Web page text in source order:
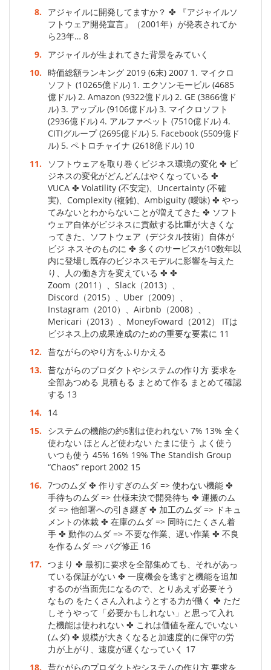
8. アジャイルに開発してますか？ ✤ 『アジャイルソ
フトウェア開発宣言』（2001年）が発表されてか
ら23年… 8
9. アジャイルが生まれてきた背景をみていく
10. 時価総額ランキング 2019 (6末) 2007 1. マイクロ
ソフト (10265億ドル) 1. エクソンモービル (4685
億ドル) 2. Amazon (9322億ドル) 2. GE (3866億ド
ル) 3. アップル (9106億ドル) 3. マイクロソフト
(2936億ドル) 4. アルファベット (7510億ドル) 4.
CITIグループ (2695億ドル) 5. Facebook (5509億ド
ル) 5. ペトロチャイナ (2618億ドル) 10
11.
ソフトウェアを取り巻くビジネス環境の変化 ✤ ビ
ジネスの変化がどんどんはやくなっている ✤
VUCA ✤ Volatility (不安定)、Uncertainty (不確
実)、Complexity (複雑)、Ambiguity (曖昧) ✤ やっ
てみないとわからないことが増えてきた ✤ ソフト
ウェア自体がビジネスに貢献する比重が大きくな
ってきた、ソフトウェア（デジタル技術）自体が
ビジ ネスそのものに ✤ 多くのサービスが10数年以
内に登場し既存のビジネスモデルに影響を与えた
り、人の働き方を変えている ✤ ✤
Zoom（2011）、Slack（2013）、
Discord（2015）、Uber（2009）、
Instagram（2010）、Airbnb（2008）、
Mericari（2013）、MoneyFoward（2012） ITは
ビジネス上の成果達成のための重要な要素に 11
12. 昔ながらのやり方をふりかえる
13. 昔ながらのプロダクトやシステムの作り方 要求を
全部あつめる 見積もる まとめて作る まとめて確認
する 13
14. 14
15. システムの機能の約6割は使われない 7% 13% 全く
使わない ほとんど使わない たまに使う よく使う
いつも使う 45% 16% 19% The Standish Group
“Chaos” report 2002 15
16. 7つのムダ ✤ 作りすぎのムダ => 使わない機能 ✤
手待ちのムダ => 仕様未決で開発待ち ✤ 運搬のム
ダ => 他部署への引き継ぎ ✤ 加工のムダ => ドキュ
メントの体裁 ✤ 在庫のムダ => 同時にたくさん着
手 ✤ 動作のムダ => 不要な作業、遅い作業 ✤ 不良
を作るムダ => バグ修正 16
17. つまり ✤ 最初に要求を全部集めても、それがあっ
ている保証がない ✤ 一度機会を逃すと機能を追加
するのが当面先になるので、とりあえず必要そう
なもの をたくさん入れようとする力が働く ✤ ただ
しそうやって「必要かもしれない」と思って入れ
た機能は使われない ✤ これは価値を産んでいない
(ムダ) ✤ 規模が大きくなると加速度的に保守の労
力が上がり、速度が遅くなっていく 17
18. 昔ながらのプロダクトやシステムの作り方 要求を